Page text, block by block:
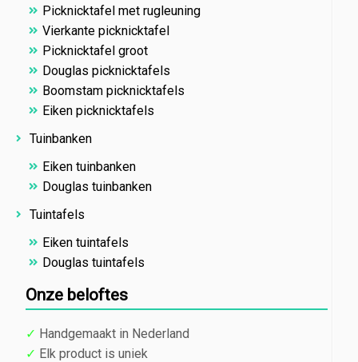
Picknicktafel met rugleuning
Vierkante picknicktafel
Picknicktafel groot
Douglas picknicktafels
Boomstam picknicktafels
Eiken picknicktafels
Tuinbanken
Eiken tuinbanken
Douglas tuinbanken
Tuintafels
Eiken tuintafels
Douglas tuintafels
Onze beloftes
✓ Handgemaakt in Nederland
✓ Elk product is uniek